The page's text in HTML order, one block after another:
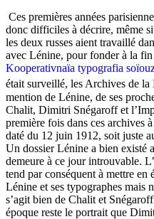
Ces premières années
donc difficiles à décrire, même
les deux russes aient travaillé
avec Lénine, pour fonder à la fin
Kooperativnaïa typografia
était surveillé, les Archives de la
mention de Lénine, de ses
Chalit, Dimitri Snégaroff et
première fois dans ces archives
daté du 12 juin 1912, soit juste
Un dossier Lénine a bien existé
demeure à ce jour introuvable.
tend par conséquent à mettre en
Lénine et ses typographes mais
s’agit bien de Chalit et
époque reste le portrait que